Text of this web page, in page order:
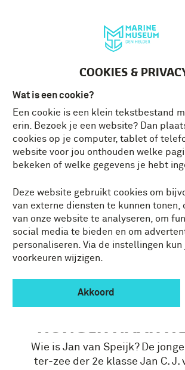
COOKIES &
Wat is een cookie?
Een cookie is een klein tekstbestand
erin. Bezoek je een website? Dan
cookies op je computer, tablet of
website voor jou onthouden welke
bekeken of welke gegevens je hebt
Deze website gebruikt cookies om
van externe diensten te kunnen tonen,
van onze website te analyseren, om
social media te bieden en om
personaliseren. Via de instellingen kun
voorkeuren wijzigen.
Akkoord
JAN VAN SPEIJK
HONGER NAAR
Wie is Jan van Speijk? De
ter-zee der 2e klasse Jan C. J.